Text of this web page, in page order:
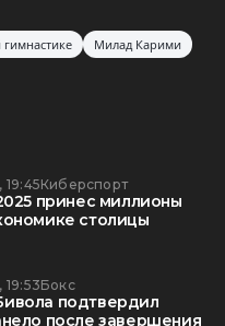
Милад Карими
Киберспорт
принес миллионы
столицы
Бокс
подтвердил
после завершения